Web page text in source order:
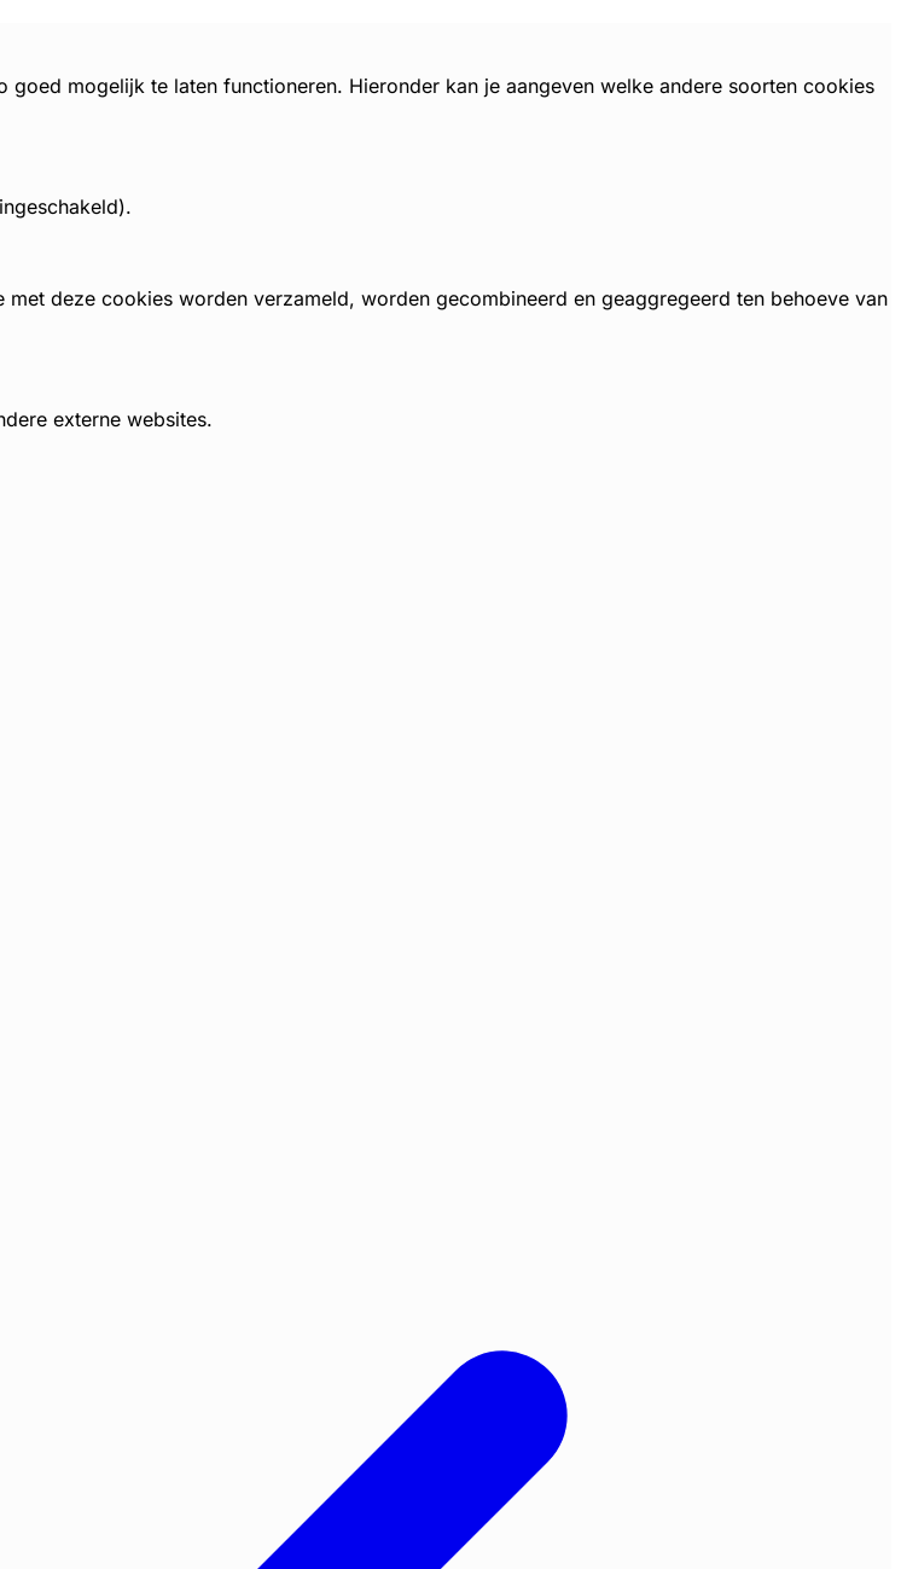
mogelijk te laten functioneren. Hieronder kan je aangeven welke andere soorten cookies
deze cookies worden verzameld, worden gecombineerd en geaggregeerd ten behoeve van
externe websites.